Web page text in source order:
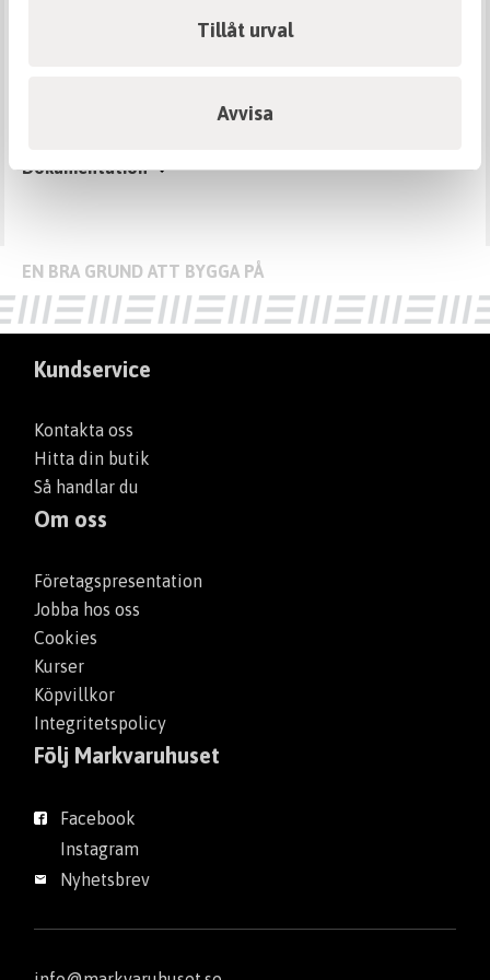
Tillåt urval
Avvisa
· Spar tid och pengar, lätthanterlig och
Dokumentation
Kundservice
Kontakta oss
Hitta din butik
Så handlar du
Om oss
Företagspresentation
Jobba hos oss
Cookies
Kurser
Köpvillkor
Integritetspolicy
Följ Markvaruhuset
Facebook
Instagram
Nyhetsbrev